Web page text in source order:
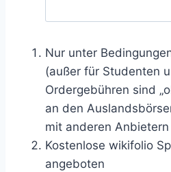
Nur unter
(außer für Studenten
Ordergebühren sind
an den
mit anderen
Kostenlose wikifolio
angeboten